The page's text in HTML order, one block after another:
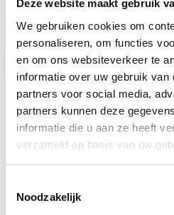
Deze website maakt gebruik
We gebruiken cookies om
personaliseren, om functies
en om ons websiteverkeer te
informatie over uw gebruik van
partners voor social media,
partners kunnen deze
informatie die u aan ze heeft
verzameld op basis van uw
Noodzakelijk
FUSSRING ?
FUSSRING AUS POLIERTEM